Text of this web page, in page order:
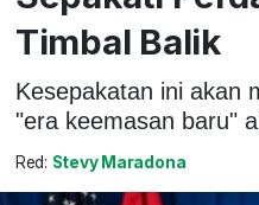
Timbal Balik
Kesepakatan ini akan
"era keemasan baru"
Red: Stevy Maradona